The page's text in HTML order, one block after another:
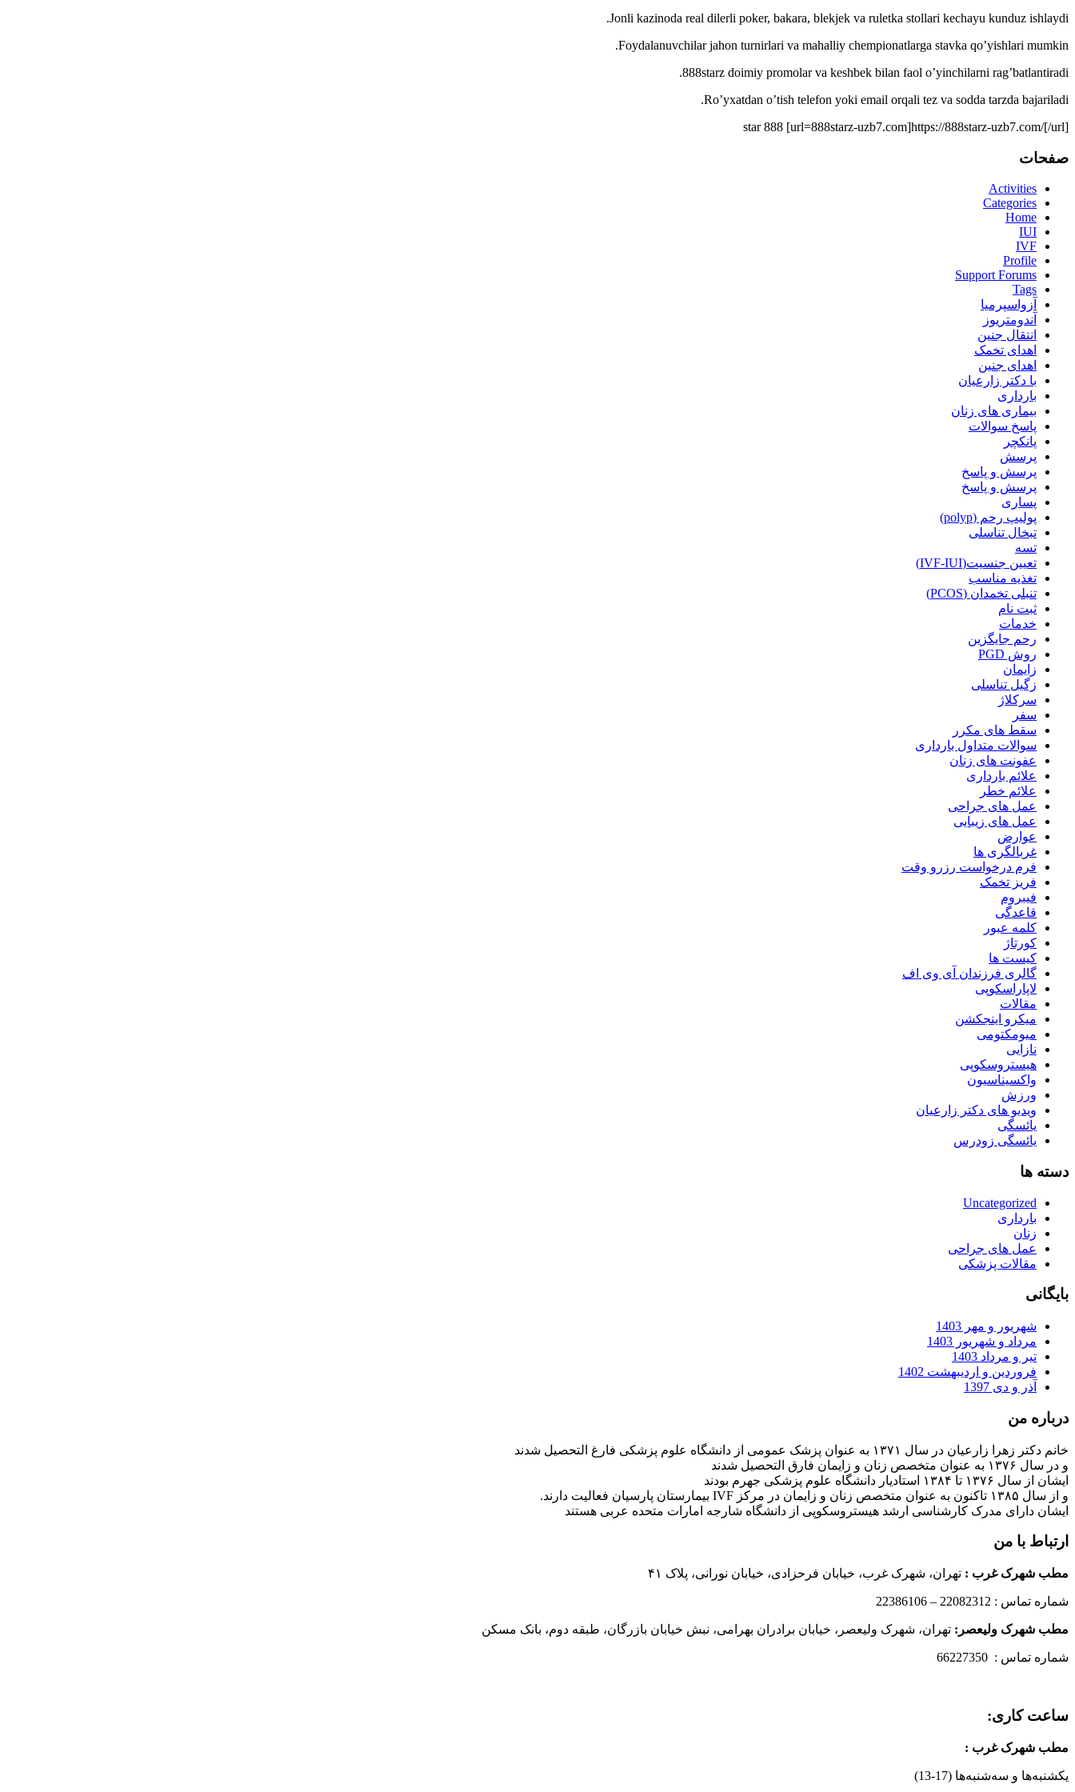
Jonli kazinoda real dilerli poker, bakara, blekjek va ruletka stollari kechayu kunduz ishlaydi.
Foydalanuvchilar jahon turnirlari va mahalliy chempionatlarga stavka qo’yishlari mumkin.
888starz doimiy promolar va keshbek bilan faol o’yinchilarni rag’batlantiradi.
Ro’yxatdan o’tish telefon yoki email orqali tez va sodda tarzda bajariladi.
star 888 [url=888starz-uzb7.com]https://888starz-uzb7.com/[/url]
صفحات
Activities
Categories
Home
IUI
IVF
Profile
Support Forums
Tags
آزواسپرمیا
آندومتریوز
انتقال جنین
اهدای تخمک
اهدای جنین
با دکتر زارعیان
بارداری
بیماری های زنان
پاسخ سوالات
پانکچر
پرسش
پرسش و پاسخ
پرسش و پاسخ
پساری
پولیپ رحم (polyp)
تبخال تناسلی
تسه
تعیین جنسیت(IVF-IUI)
تغذیه مناسب
تنبلی تخمدان (PCOS)
ثبت نام
خدمات
رحم جایگزین
روش PGD
زایمان
زگیل تناسلی
سرکلاژ
سفر
سقط های مکرر
سوالات متداول بارداری
عفونت های زنان
علائم بارداری
علائم خطر
عمل های جراحی
عمل های زیبایی
عوارض
غربالگری ها
فرم درخواست رزرو وقت
فریز تخمک
فیبروم
قاعدگی
کلمه عبور
کورتاژ
کیست ها
گالری فرزندان آی وی اف
لاپاراسکوپی
مقالات
میکرو اینجکشن
میومکتومی
نازایی
هیستروسکوپی
واکسیناسیون
ورزش
ویدیو های دکتر زارعیان
یائسگی
یائسگی زودرس
دسته ها
Uncategorized
بارداری
زنان
عمل های جراحی
مقالات پزشکی
بایگانی
شهریور و مهر 1403
مرداد و شهریور 1403
تیر و مرداد 1403
فروردین و اردیبهشت 1402
آذر و دی 1397
درباره من
خانم دکتر زهرا زارعیان در سال ۱۳۷۱ به عنوان پزشک عمومی از دانشگاه علوم پزشکی فارغ التحصیل شدند
و در سال ۱۳۷۶ به عنوان متخصص زنان و زایمان فارق التحصیل شدند
ایشان از سال ۱۳۷۶ تا ۱۳۸۴ استادیار دانشگاه علوم پزشکی جهرم بودند
و از سال ۱۳۸۵ تاکنون به عنوان متخصص زنان و زایمان در مرکز IVF بیمارستان پارسیان فعالیت دارند.
ایشان دارای مدرک کارشناسی ارشد هیستروسکوپی از دانشگاه شارجه امارات متحده عربی هستند
ارتباط با من
مطب شهرک غرب : تهران، شهرک غرب، خیابان فرحزادی، خیابان نورانی، پلاک ۴۱
شماره تماس : 22082312 – 22386106
مطب شهرک ولیعصر: تهران، شهرک ولیعصر، خیابان برادران بهرامی، نبش خیابان بازرگان، طبقه دوم، بانک مسکن
شماره تماس : 66227350
ساعت کاری:
مطب شهرک غرب :
یکشنبه‌ها و سه‌شنبه‌ها (17-13)